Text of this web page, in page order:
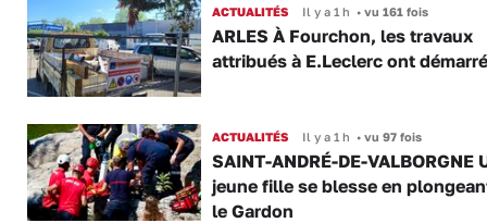
ACTUALITÉS Il y a 1 h •vu 161 fois
ARLES À Fourchon, les travaux
attribués à E.Leclerc ont démarré
ACTUALITÉS Il y a 1 h •vu 97 fois
SAINT-ANDRÉ-DE-VALBORGNE
jeune fille se blesse en
le Gardon